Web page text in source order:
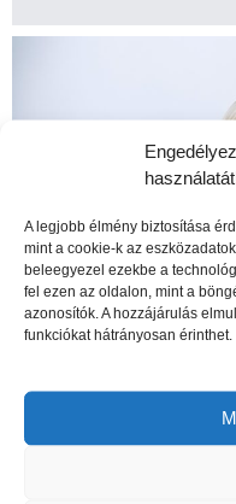
A legjobb élmény biztosítása
mint a cookie-k az
beleegyezel ezekbe a
fel ezen az oldalon, mint a
azonosítók. A hozzájárulás
funkciókat hátrányosan érinthet.
A